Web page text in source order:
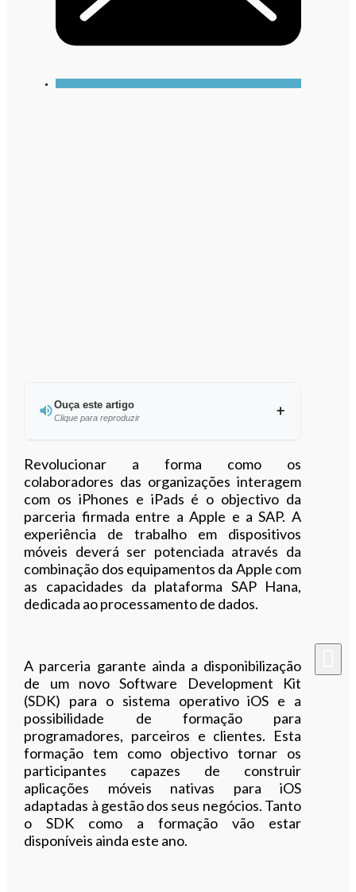
Ouça este artigo
Clique para reproduzir
Ouvir este artigo
Revolucionar a forma como os
colaboradores das organizações interagem
com os iPhones e iPads é o objectivo da
parceria firmada entre a Apple e a SAP. A
experiência de trabalho em dispositivos
móveis deverá ser potenciada através da
combinação dos equipamentos da Apple com
as capacidades da plataforma SAP Hana,
dedicada ao processamento de dados.
A parceria garante ainda a disponibilização
de um novo Software Development Kit
(SDK) para o sistema operativo iOS e a
possibilidade de formação para
programadores, parceiros e clientes. Esta
formação tem como objectivo tornar os
participantes capazes de construir
aplicações móveis nativas para iOS
adaptadas à gestão dos seus negócios. Tanto
o SDK como a formação vão estar
disponíveis ainda este ano.